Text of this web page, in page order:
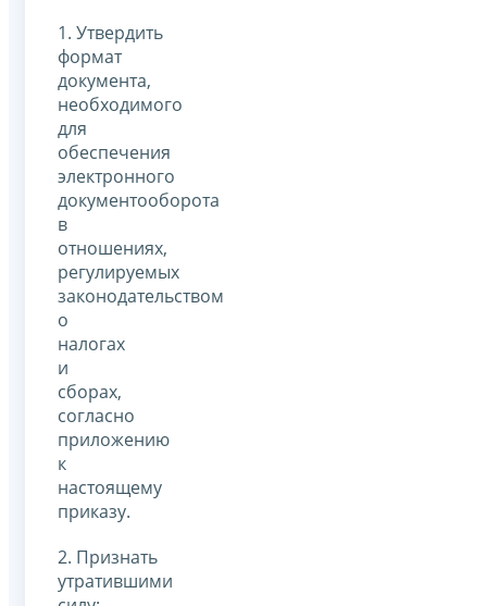
1. Утвердить
формат
документа,
необходимого
для
обеспечения
электронного
документооборота
в
отношениях,
регулируемых
законодательством
о
налогах
и
сборах,
согласно
приложению
к
настоящему
приказу.
2. Признать
утратившими